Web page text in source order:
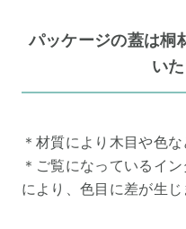
パッケージの蓋は桐
い
＊材質により木目や色
＊ご覧になっているイ
により、色目に差が生じ